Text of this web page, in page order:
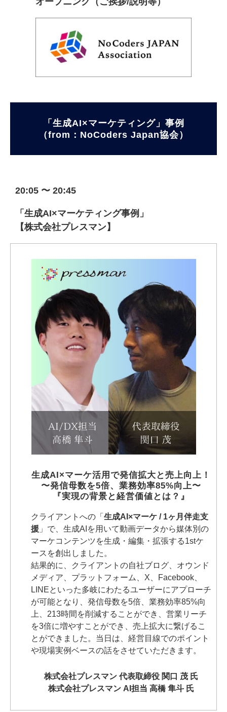
「生成AI×マーケティング」事例
（from：NoCoders Japan協会）
20:05 〜 20:45
「生成AI×マーケティング事例」
【株式会社プレスマン】
生成AI×マーケ活用で発信拡大と売上向上！
〜発信母数を5倍、業務効率85%向上〜
『実現の背景と経営価値とは？』
クライアントへの「 生成AI×マーケ / 1ヶ月伴走支
援 」で、生成AIを用いて動画データから媒体別の
マーケコンテンツを生成・編集・拡張する1stケ
ースを創出しました。
結果的に、クライアントの自社ブログ、オウンド
メディア、プラットフォーム、X、Facebook、
LINEといった多岐にわたるユーザーにアプローチ
が可能となり、発信母数を5倍、業務効率85%向
上、213時間を削減することができ、営業リーチ
を3倍に増やすことができ、売上拡大に繋げるこ
とができました。当日は、経営目線でのポイント
や現場実例ベースの話をさせていただきます。
株式会社プレスマン 代表取締役 関口 茂 氏
株式会社プレスマン AI担当 高橋 隼斗 氏